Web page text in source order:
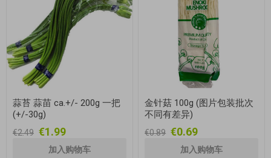
蒜苔 蒜苗 ca.+/- 200g 一把
(+/-30g)
€2.49 €1.99
金针菇 100g (图片包装批次
不同有差异)
€0.89 €0.69